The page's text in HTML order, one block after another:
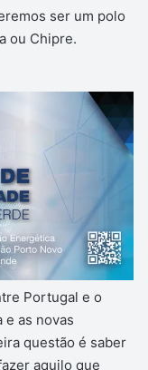
ser um polo
ou Chipre.
Portugal e o
e as novas
questão é saber
aquilo que